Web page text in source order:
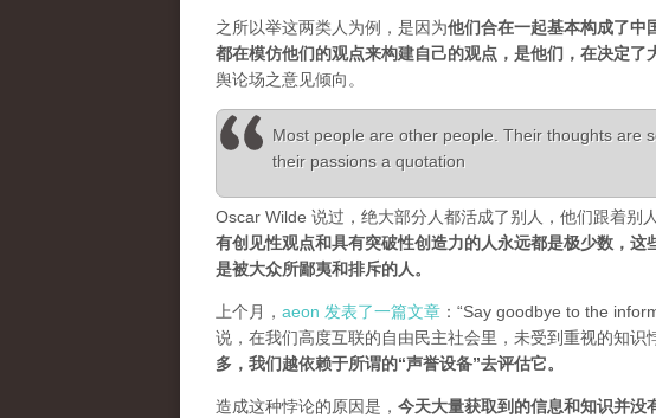
之所以举这两类人为例，是因为他们合在一起基本构成了中
都在模仿他们的观点来构建自己的观点，是他们，在决定了
舆论场之意见倾向。
Most people are other people. Their thoughts are
their passions a quotation
Oscar Wilde 说过，绝大部分人都活成了别人，他们跟着别
有创见性观点和具有突破性创造力的人永远都是极少数，
是被大众所鄙夷和排斥的人。
上个月， aeon 发表了一篇文章 ：“Say goodbye to the
说，在我们高度互联的自由民主社会里，未受到重视的知识
多，我们越依赖于所谓的“声誉设备”去评估它。
造成这种悖论的原因是， 今天大量获取到的信息和知识并没